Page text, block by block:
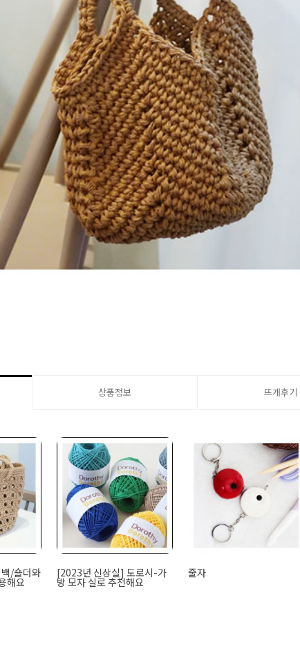
상품정보 뜨개후기
/숄더와
해요
[2023년 신상실] 도로시-가
방 모자 실로 추천해요
줄자